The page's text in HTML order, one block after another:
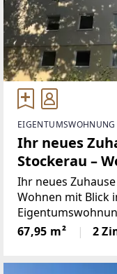
Ihr neues
Stockerau –
Ihr neues
Wohnen mit Blick
WohnlageManche
nur durch ihre
67,95 m² 2